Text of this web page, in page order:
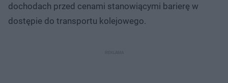
dochodach przed cenami stanowiącymi barierę w
dostępie do transportu kolejowego.